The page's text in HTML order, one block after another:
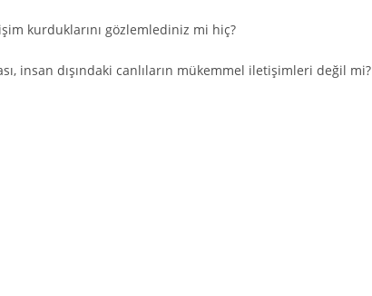
kurduklarını gözlemlediniz mi hiç?
insan dışındaki canlıların mükemmel iletişimleri değil mi?